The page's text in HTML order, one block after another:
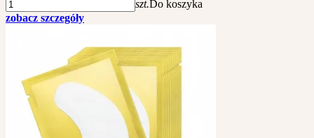
szt.Do koszyka
zobacz szczegóły